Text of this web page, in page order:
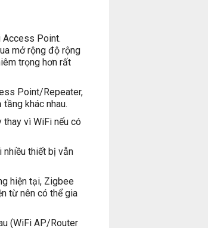
Access Point.
mở rộng độ rộng
trọng hơn rất
Point/Repeater,
khác nhau.
vì WiFi nếu có
nhiều thiết bị vẫn
hiện tại, Zigbee
từ nên có thể gia
(WiFi AP/Router